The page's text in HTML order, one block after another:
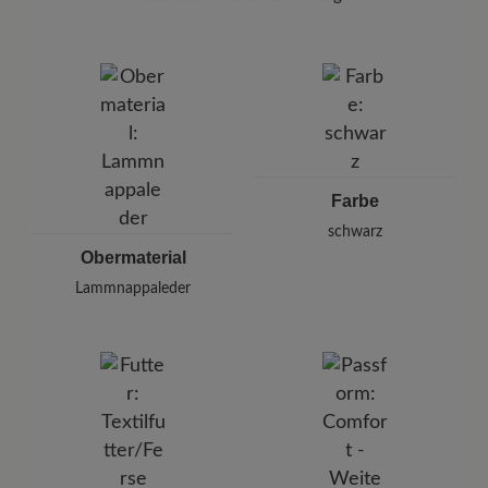
Pleidelsheimer Str. 15/1, 74321 Bietigheim-Bissingen,
E-mail:
kundenbetreuung@baer-schuhe.de
Obermaterial
Lammnappaleder
Farbe
schwarz